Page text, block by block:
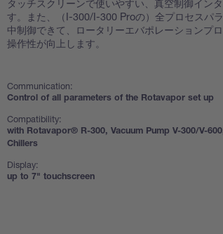
タッチスクリーンで使いやすい、真空制御イン
す。また、（I-300/I-300 Proの）全プロセスパ
中制御できて、ロータリーエバポレーションプ
操作性が向上します。
Communication:
Control of all parameters of the Rotavapor set up
Compatibility:
with Rotavapor® R-300, Vacuum Pump V-300/V-
Chillers
Display:
up to 7" touchscreen